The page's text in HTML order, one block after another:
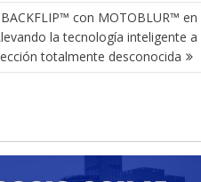
con MOTOBLUR™ en
la tecnología inteligente a
totalmente desconocida